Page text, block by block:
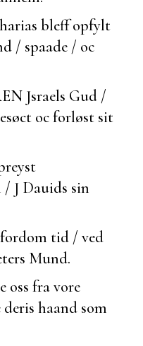
bleff opfylt
/ spaade / oc
Jsraels Gud /
oc forløst sit
/ J Dauids sin
tid / ved
Mund.
oss fra vore
haand som